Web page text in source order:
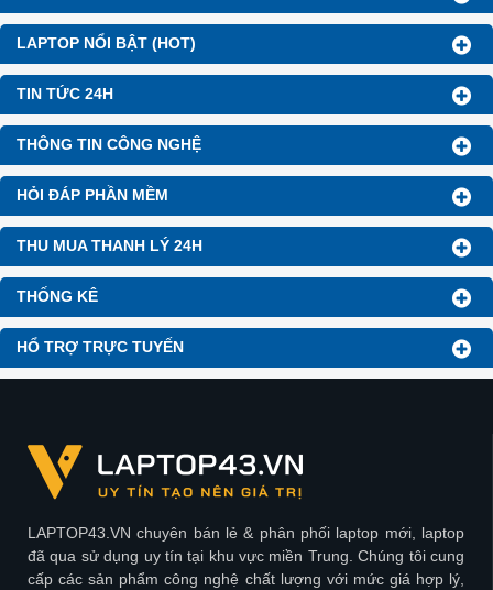
LAPTOP NỔI BẬT (HOT)
TIN TỨC 24H
THÔNG TIN CÔNG NGHỆ
HỎI ĐÁP PHẦN MỀM
THU MUA THANH LÝ 24H
THỐNG KÊ
HỔ TRỢ TRỰC TUYẾN
LAPTOP43.VN chuyên bán lẻ & phân phối laptop mới, laptop
đã qua sử dụng uy tín tại khu vực miền Trung. Chúng tôi cung
cấp các sản phẩm công nghệ chất lượng với mức giá hợp lý,